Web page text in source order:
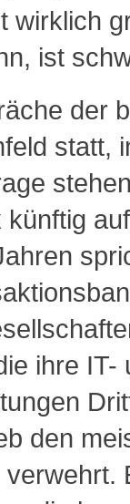
wirklich
ist
der
statt,
künftig
ihre IT-
den
verwehrt.